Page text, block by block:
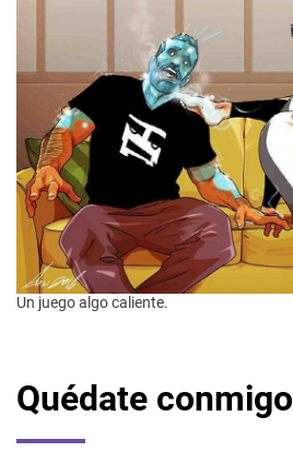
Un juego algo caliente.
Quédate conmigo